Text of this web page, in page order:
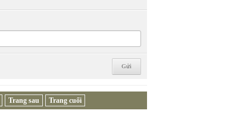
Trang sau Trang cuối